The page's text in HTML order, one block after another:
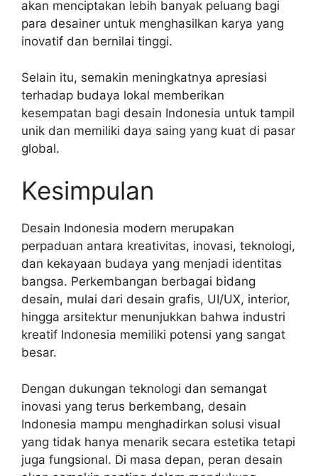
akan menciptakan lebih banyak peluang bagi
para desainer untuk menghasilkan karya yang
inovatif dan bernilai tinggi.
Selain itu, semakin meningkatnya apresiasi
terhadap budaya lokal memberikan
kesempatan bagi desain Indonesia untuk tampil
unik dan memiliki daya saing yang kuat di pasar
global.
Kesimpulan
Desain Indonesia modern merupakan
perpaduan antara kreativitas, inovasi, teknologi,
dan kekayaan budaya yang menjadi identitas
bangsa. Perkembangan berbagai bidang
desain, mulai dari desain grafis, UI/UX, interior,
hingga arsitektur menunjukkan bahwa industri
kreatif Indonesia memiliki potensi yang sangat
besar.
Dengan dukungan teknologi dan semangat
inovasi yang terus berkembang, desain
Indonesia mampu menghadirkan solusi visual
yang tidak hanya menarik secara estetika tetapi
juga fungsional. Di masa depan, peran desain